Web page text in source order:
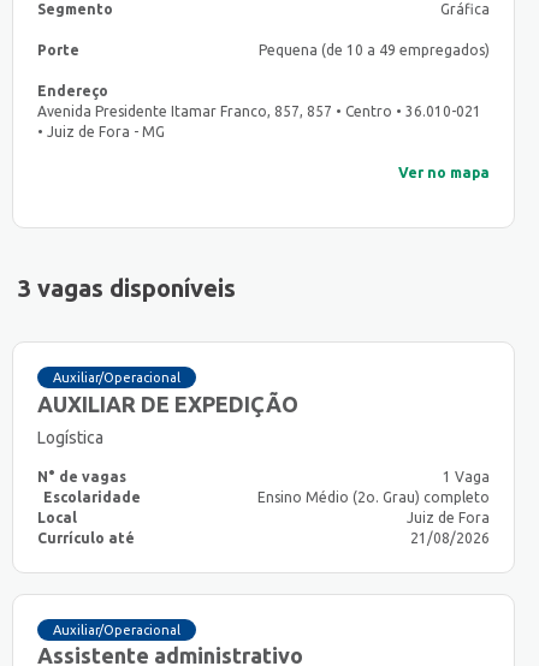
Segmento Gráfica
Porte Pequena (de 10 a 49 empregados)
Endereço
Avenida Presidente Itamar Franco, 857, 857 • Centro • 36.010-021
• Juiz de Fora - MG
Ver no mapa
3 vagas disponíveis
Auxiliar/Operacional
AUXILIAR DE EXPEDIÇÃO
Logística
N° de vagas
1 Vaga
Escolaridade
Ensino Médio (2o. Grau) completo
Local
Juiz de Fora
Currículo até
21/08/2026
Auxiliar/Operacional
Assistente administrativo